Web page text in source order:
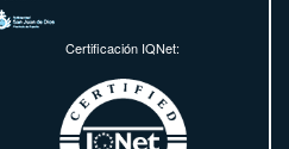
Certificación IQNet: